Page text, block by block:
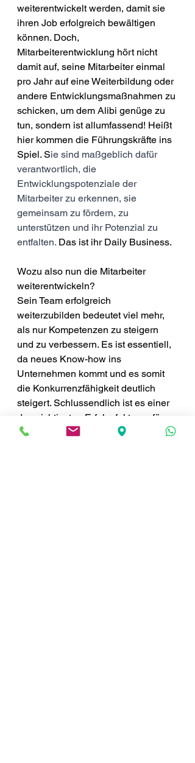
weiterentwickelt werden, damit sie
ihren Job erfolgreich bewältigen
können. Doch,
Mitarbeiterentwicklung hört nicht
damit auf, seine Mitarbeiter einmal
pro Jahr auf eine Weiterbildung oder
andere Entwicklungsmaßnahmen zu
schicken, um dem Alibi genüge zu
tun, sondern ist allumfassend! Heißt
hier kommen die Führungskräfte ins
Spiel. Sie sind maßgeblich dafür
verantwortlich, die
Entwicklungspotenziale der
Mitarbeiter zu erkennen, sie
gemeinsam zu fördern, zu
unterstützen und ihr Potenzial zu
entfalten. Das ist ihr Daily Business.
Wozu also nun die Mitarbeiter
weiterentwickeln?
Sein Team erfolgreich
weiterzubilden bedeutet viel mehr,
als nur Kompetenzen zu steigern
und zu verbessern. Es ist essentiell,
da neues Know-how ins
Unternehmen kommt und es somit
die Konkurrenzfähigkeit deutlich
steigert. Schlussendlich ist es einer
der wichtigsten Erfolgsfaktoren für
die Mitarbeiterbindung und die